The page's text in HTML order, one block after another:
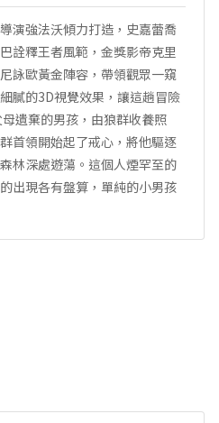
演強法沃傾力打造，史嘉蕾喬
詮釋王者風範，金獎影帝克里
詠歐黃金陣容，帶領觀眾一窺
膩的3D視覺效果，讓這趟冒險
遺棄的男孩，由狼群收養照
首領開始起了戒心，將他驅逐
林深處遊蕩。這個人煙罕至的
出現各有盤算，單純的小男孩